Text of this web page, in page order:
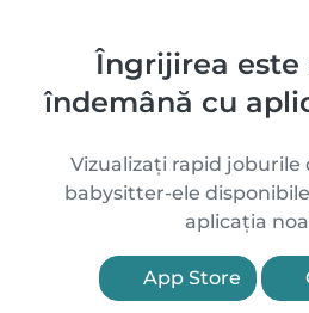
Îngrijirea este
îndemână cu
Vizualizați rapid joburile
babysitter-ele
aplicația
App Store